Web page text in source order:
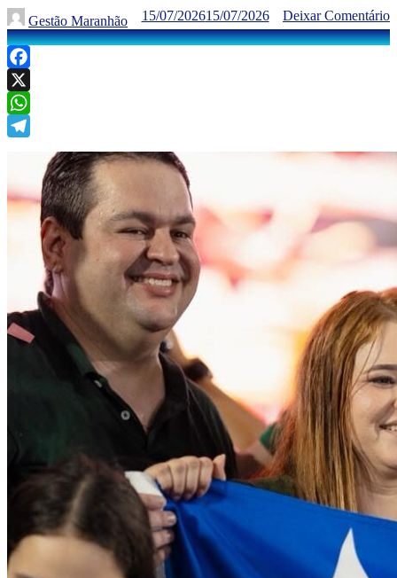
Gestão Maranhão 15/07/202615/07/2026 Deixar Comentário
Facebook
X
WhatsApp
Telegram